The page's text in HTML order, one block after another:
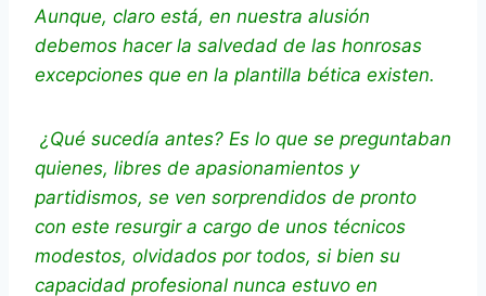
Aunque, claro está, en nuestra alusión
debemos hacer la salvedad de las honrosas
excepciones que en la plantilla bética existen.
¿Qué sucedía antes? Es lo que se preguntaban
quienes, libres de apasionamientos y
partidismos, se ven sorprendidos de pronto
con este resurgir a cargo de unos técnicos
modestos, olvidados por todos, si bien su
capacidad profesional nunca estuvo en